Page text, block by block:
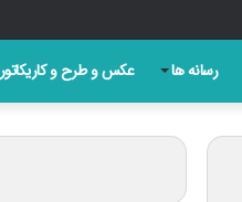
رسانه ها عکس و طرح و کاریکاتور